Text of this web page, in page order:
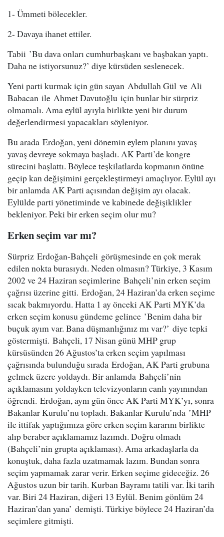
1- Ümmeti bölecekler.
2- Davaya ihanet ettiler.
Tabii ’Bu dava onları cumhurbaşkanı ve başbakan yaptı.
Daha ne istiyorsunuz?’ diye kürsüden seslenecek.
Yeni parti kurmak için gün sayan Abdullah Gül ve Ali
Babacan ile Ahmet Davutoğlu için bunlar bir sürpriz
olmamalı. Ama eylül ayıyla birlikte yeni bir durum
değerlendirmesi yapacakları söyleniyor.
Bu arada Erdoğan, yeni dönemin eylem planını yavaş
yavaş devreye sokmaya başladı. AK Parti’de kongre
sürecini başlattı. Böylece teşkilatlarda kopmanın önüne
geçip kan değişimini gerçekleştirmeyi amaçlıyor. Eylül ayı
bir anlamda AK Parti açısından değişim ayı olacak.
Eylülde parti yönetiminde ve kabinede değişiklikler
bekleniyor. Peki bir erken seçim olur mu?
Erken seçim var mı?
Sürpriz Erdoğan-Bahçeli görüşmesinde en çok merak
edilen nokta burasıydı. Neden olmasın? Türkiye, 3 Kasım
2002 ve 24 Haziran seçimlerine Bahçeli’nin erken seçim
çağrısı üzerine gitti. Erdoğan, 24 Haziran’da erken seçime
sıcak bakmıyordu. Hatta 1 ay önceki AK Parti MYK’da
erken seçim konusu gündeme gelince ’Benim daha bir
buçuk ayım var. Bana düşmanlığınız mı var?’ diye tepki
göstermişti. Bahçeli, 17 Nisan günü MHP grup
kürsüsünden 26 Ağustos’ta erken seçim yapılması
çağrısında bulunduğu sırada Erdoğan, AK Parti grubuna
gelmek üzere yoldaydı. Bir anlamda Bahçeli’nin
açıklamasını yoldayken televizyonların canlı yayınından
öğrendi. Erdoğan, aynı gün önce AK Parti MYK’yı, sonra
Bakanlar Kurulu’nu topladı. Bakanlar Kurulu’nda ’MHP
ile ittifak yaptığımıza göre erken seçim kararını birlikte
alıp beraber açıklamamız lazımdı. Doğru olmadı
(Bahçeli’nin grupta açıklaması). Ama arkadaşlarla da
konuştuk, daha fazla uzatmamak lazım. Bundan sonra
seçim yapmamak zarar verir. Erken seçime gideceğiz. 26
Ağustos uzun bir tarih. Kurban Bayramı tatili var. İki tarih
var. Biri 24 Haziran, diğeri 13 Eylül. Benim gönlüm 24
Haziran’dan yana’ demişti. Türkiye böylece 24 Haziran’da
seçimlere gitmişti.